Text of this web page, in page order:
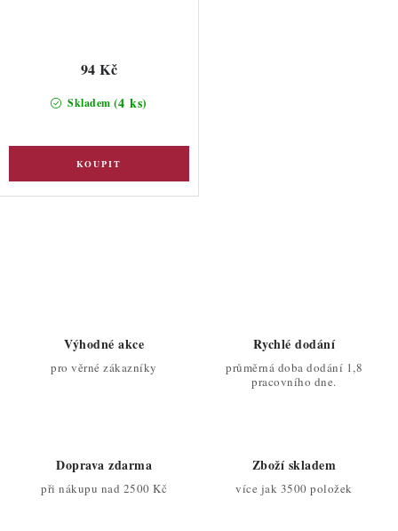
Skladem (4 ks)
94 Kč
Výhodné akce
pro věrné zákazníky
Rychlé dodání
průměrná doba dodání 1,8
pracovního dne.
Doprava zdarma
při nákupu nad 2500 Kč
Zboží skladem
více jak 3500 položek